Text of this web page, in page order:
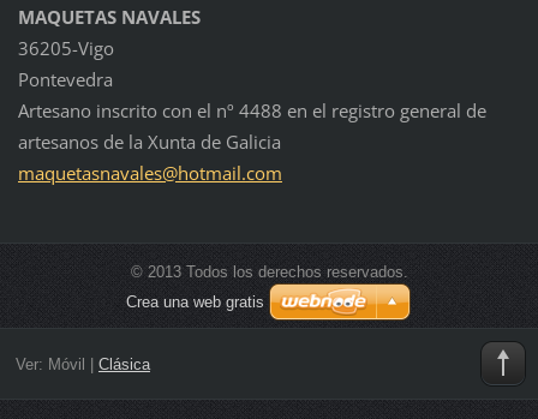
MAQUETAS NAVALES
36205-Vigo
Pontevedra
Artesano inscrito con el nº 4488 en el registro general de
artesanos de la Xunta de Galicia
maquetasnavales@hotmail.com
© 2013 Todos los derechos reservados.
Crea una web gratis
Ver: Móvil Clásica